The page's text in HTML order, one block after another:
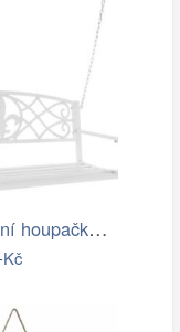
Bílá zahradní houpačka Ameli